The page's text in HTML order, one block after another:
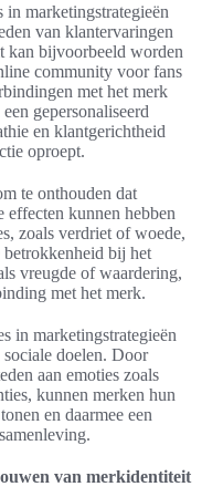
in marketingstrategieën
van klantervaringen
kan bijvoorbeeld worden
community voor fans
met het merk
gepersonaliseerd
en klantgerichtheid
oproept.
te onthouden dat
effecten kunnen hebben
zoals verdriet of woede,
bij het
vreugde of waardering,
met het merk.
in marketingstrategieën
doelen. Door
aan emoties zoals
kunnen merken hun
en daarmee een
van merkidentiteit